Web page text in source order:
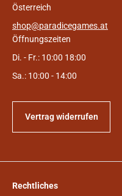
Österreich
shop@paradicegames.at
Öffnungszeiten
Di. - Fr.: 10:00 18:00
Sa.: 10:00 - 14:00
Vertrag widerrufen
Rechtliches